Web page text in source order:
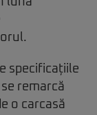
specificațiile
remarcă
o carcasă